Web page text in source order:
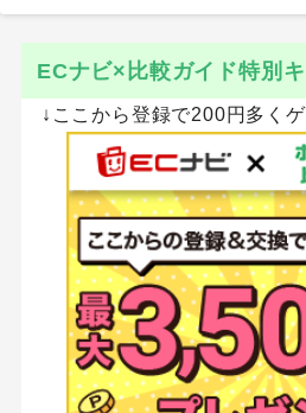
ECナビ×比較ガイド特別
↓ここから登録で200円多くゲ